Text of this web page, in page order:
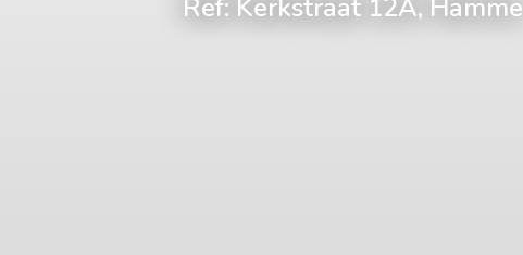
Ref: Kerkstraat 12A, Hamme